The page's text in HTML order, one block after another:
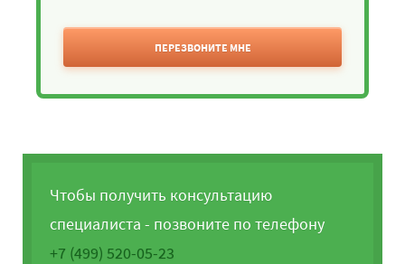
ПЕРЕЗВОНИТЕ МНЕ
Чтобы получить консультацию
специалиста - позвоните по телефону
+7 (499) 520-05-23